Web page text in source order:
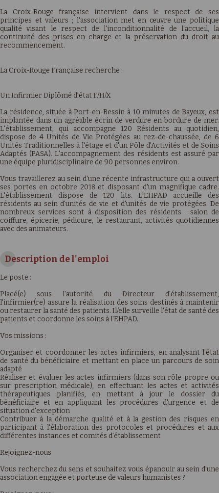
La Croix-Rouge française intervient dans le respect de ses
principes et valeurs ; l'association met en œuvre une politique
qualité visant le respect de l'inconditionnalité de l'accueil, la
continuité des prises en charge et la préservation du droit au
recommencement.
La Croix-Rouge Française recherche :
Un Infirmier Diplômé d'état F/H/X
La résidence, située à Port-en-Bessin à 10 minutes de Bayeux, est
implantée dans un agréable écrin de verdure en bordure de mer.
L'établissement, qui accompagne 120 Résidents au quotidien,
dispose de 4 Unités de Vie Protégées au rez-de-chaussée, de 6
Unités Traditionnelles à l'étage et d'un Pôle d'Activités et de Soins
Adaptés (PASA). L'accompagnement des résidents est assuré par
une équipe pluridisciplinaire de 90 personnes environ.
Vous travaillerez au sein d'une récente infrastructure qui a ouvert
ses portes en octobre 2018 et disposant d'un magnifique cadre.
L'établissement dispose de 120 lits. L'EHPAD accueille des
résidents au sein d'unités de vie et d'unités de vie protégées. De
nombreux services sont à disposition des résidents : salon de
coiffure, épicerie, pédicure, le restaurant, activités quotidiennes
avec des animateurs.
Description de l'emploi
Le poste :
Placé(e) sous l'autorité du Directeur d'établissement,
l'infirmier(re) assure la réalisation des soins destinés à maintenir
ou restaurer la santé des patients. Il/elle surveille l'état de santé des
patients et coordonne les soins à l'EHPAD.
Vos missions :
Organiser et coordonner les actes infirmiers, en analysant l'état
de santé du bénéficiaire et mettant en place un parcours de soin
adapté
Réaliser et évaluer les actes infirmiers (dans son rôle propre ou
sur prescription médicale), en effectuant les actes et activités
thérapeutiques planifiés, en mettant à jour le dossier du
bénéficiaire et en appliquant les procédures d'urgence et de
situation d'exception
Contribuer à la démarche qualité et à la gestion des risques en
participant à l'élaboration des protocoles et procédures et aux
différentes instances et comités d'établissement
Rejoignez-nous
Vous recherchez du sens et souhaitez vous épanouir au sein d'une
association engagée et porteuse de valeurs humanistes ?